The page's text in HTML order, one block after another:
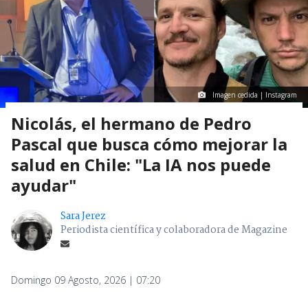
Imagen cedida | Instagram
Nicolás, el hermano de Pedro
Pascal que busca cómo mejorar la
salud en Chile: "La IA nos puede
ayudar"
Sara Jerez
Periodista científica y colaboradora de Magazine
Domingo 09 Agosto, 2026 | 07:20